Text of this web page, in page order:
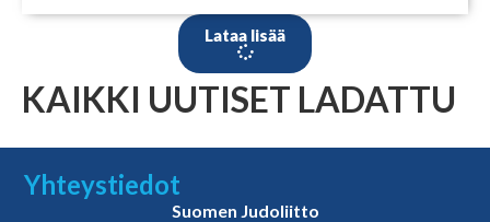
Lataa lisää
KAIKKI UUTISET LADATTU
Yhteystiedot
Suomen Judoliitto